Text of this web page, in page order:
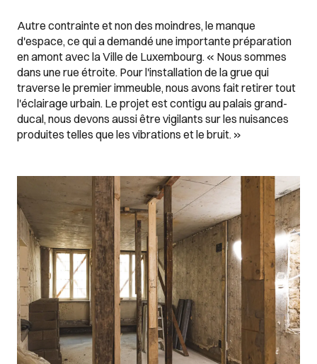
Autre contrainte et non des moindres, le manque
d'espace, ce qui a demandé une importante préparation
en amont avec la Ville de Luxembourg. « Nous sommes
dans une rue étroite. Pour l'installation de la grue qui
traverse le premier immeuble, nous avons fait retirer tout
l'éclairage urbain. Le projet est contigu au palais grand-
ducal, nous devons aussi être vigilants sur les nuisances
produites telles que les vibrations et le bruit. »
Images Gallery